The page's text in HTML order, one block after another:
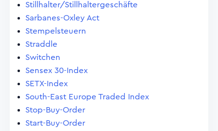
Stillhalter/Stillhaltergeschäfte
Sarbanes-Oxley Act
Stempelsteuern
Straddle
Switchen
Sensex 30-Index
SETX-Index
South-East Europe Traded Index
Stop-Buy-Order
Start-Buy-Order